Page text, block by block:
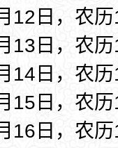
12日，农
13日，农
14日，农
15日，农
16日，农